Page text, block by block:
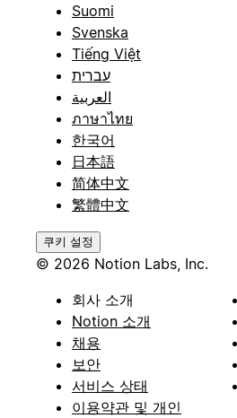
Suomi
Svenska
Tiếng Việt
עברית
العربية
ภาษาไทย
한국어
日本語
简体中文
繁體中文
쿠키 설정
© 2026 Notion Labs, Inc.
회사 소개
Notion 소개
채용
보안
서비스 상태
이용약관 및 개인